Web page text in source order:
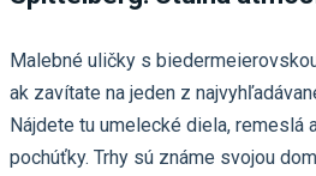
Malebné uličky s
ak zavítate na jeden z
Nájdete tu umelecké diela, remeslá
pochúťky. Trhy sú známe svojou